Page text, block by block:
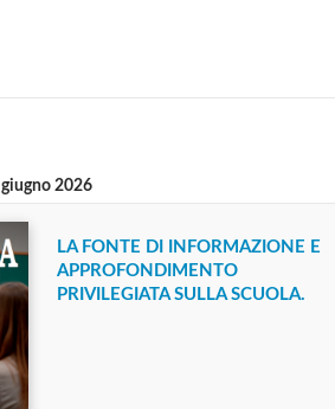
giugno 2026
LA FONTE DI INFORMAZIONE E
APPROFONDIMENTO
PRIVILEGIATA SULLA SCUOLA.